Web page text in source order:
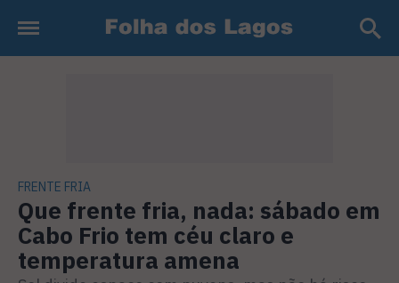
FRENTE FRIA
Que frente fria, nada: sábado em
Cabo Frio tem céu claro e
temperatura amena